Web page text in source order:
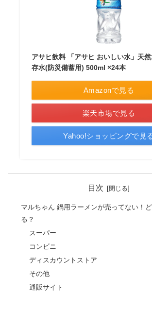
アサヒ飲料 「アサヒ おいしい水」天
存水(防災備蓄用) 500ml ×24本
Amazonで見る
楽天市場で見る
Yahoo!ショッピングで見
目次
マルちゃん 鍋用ラーメンが売ってない！
る？
スーパー
コンビニ
ディスカウントストア
その他
通販サイト